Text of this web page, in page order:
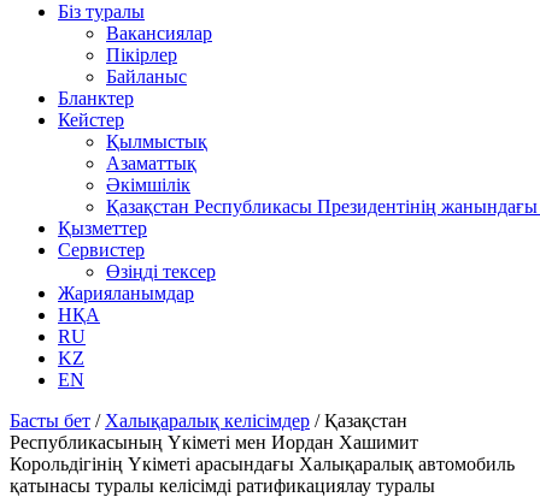
Біз туралы
Вакансиялар
Пікірлер
Байланыс
Бланктер
Кейстер
Қылмыстық
Азаматтық
Әкімшілік
Қазақстан Республикасы Президентінің
Қызметтер
Сервистер
Өзіңді тексер
Жарияланымдар
НҚА
RU
KZ
EN
Басты бет / Халықаралық келісімдер /Қазақстан
Республикасының Үкіметі мен Иордан Хашимит
Корольдігінің Үкіметі арасындағы Халықаралық автомобиль
қатынасы туралы келісімді ратификациялау туралы